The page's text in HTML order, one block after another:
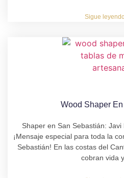
Sigue
Wood Shaper
Shaper en San Sebastián:
¡Mensaje especial para toda la
Sebastián! En las costas del
cobran vida